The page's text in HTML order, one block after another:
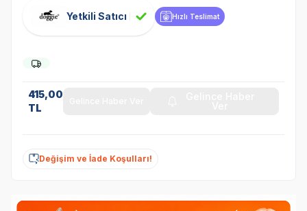
Yetkili Satıcı Hızlı Teslimat
415,00
TL
Değişim ve İade Koşulları!